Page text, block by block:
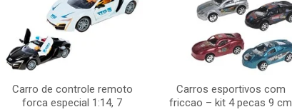
Carro de controle remoto
forca especial 1:14, 7
Carros esportivos com
friccao – kit 4 pecas 9 cm